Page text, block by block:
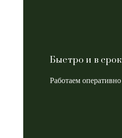
Быстро и в срок
Работаем оперативно